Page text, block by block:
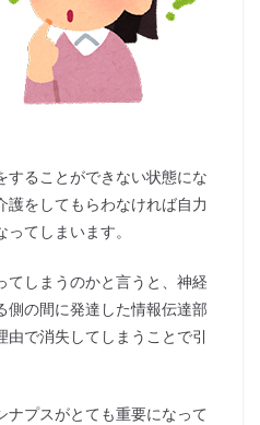
することができない状態にな
護をしてもらわなければ自力
てしまいます。
てしまうのかと言うと、神経
側の間に発達した情報伝達部
で消失してしまうことで引
ナプスがとても重要になって